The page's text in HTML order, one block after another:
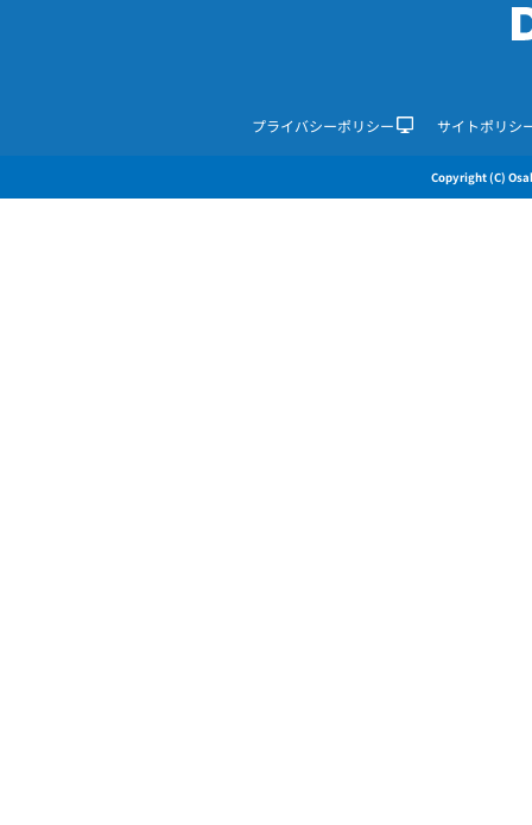
プライバシーポリシー サイトポリシ
Copyright (C)